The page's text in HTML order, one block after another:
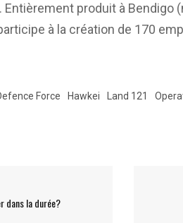
Entièrement produit à Bendigo
à la création de 170
Force Hawkei Land 121
dans la durée?